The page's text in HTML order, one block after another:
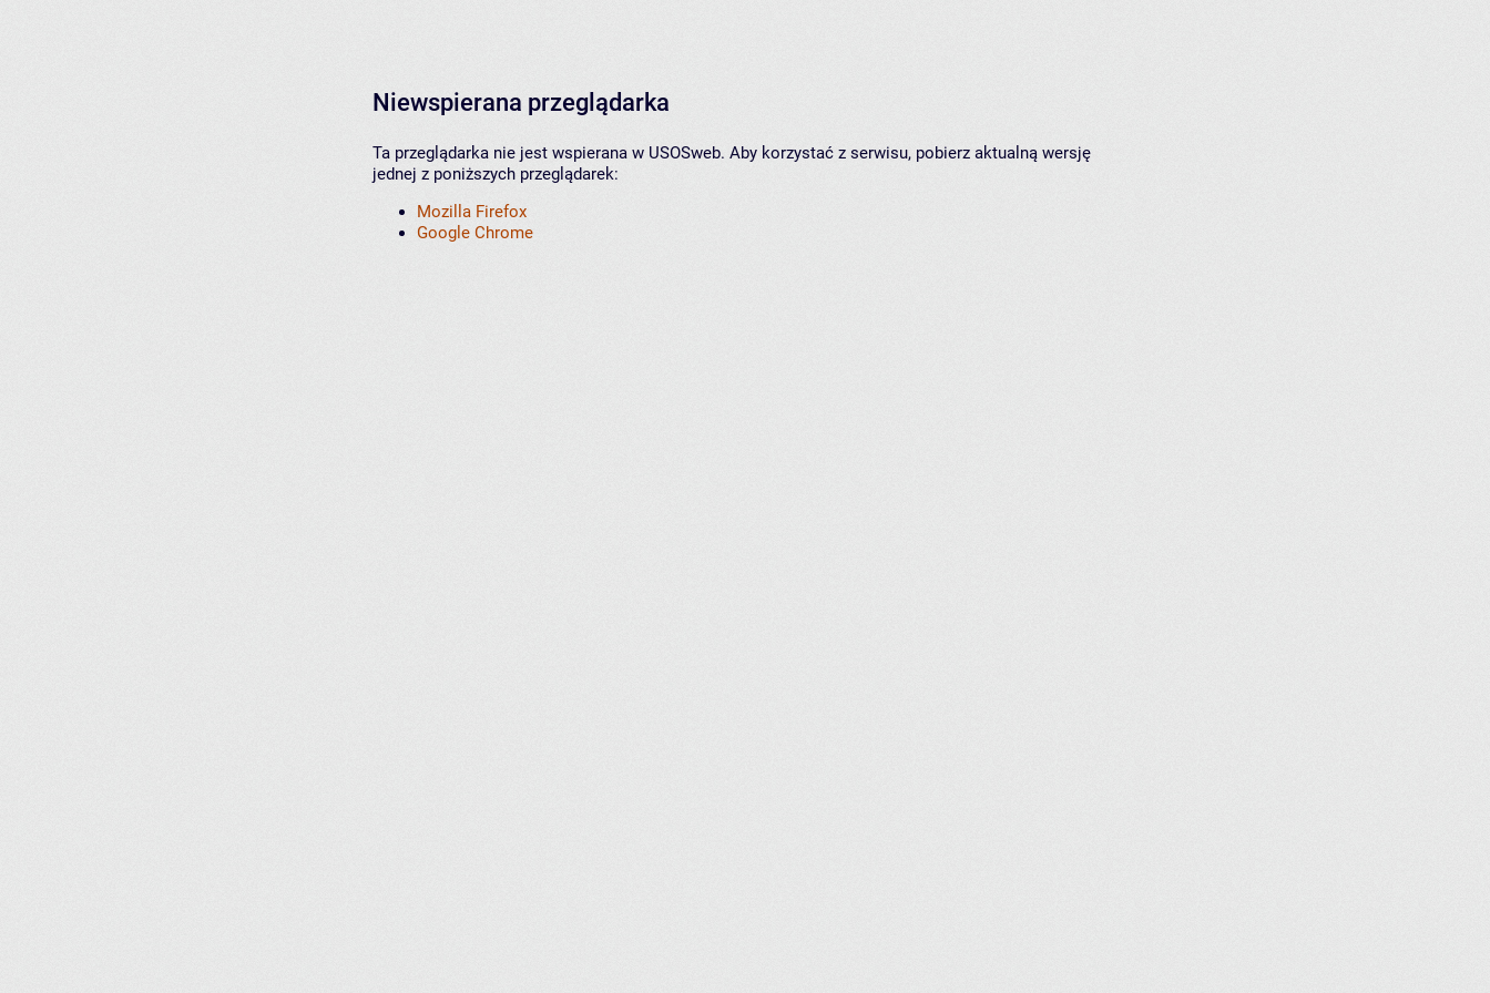
Niewspierana przeglądarka
Ta przeglądarka nie jest wspierana w USOSweb. Aby korzystać z serwisu, pobierz aktualną wersję
jednej z poniższych przeglądarek:
Mozilla Firefox
Google Chrome